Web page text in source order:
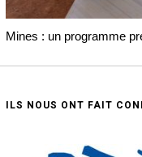
Mines : un programme
ILS NOUS ONT FAIT